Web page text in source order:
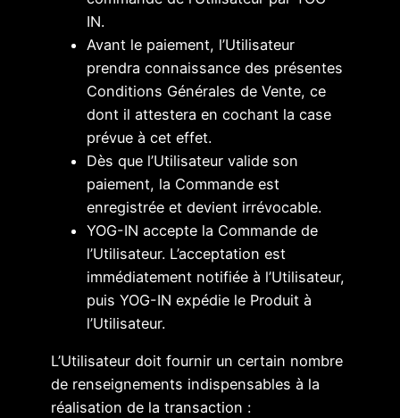
IN.
Avant le paiement, l’Utilisateur
prendra connaissance des présentes
Conditions Générales de Vente, ce
dont il attestera en cochant la case
prévue à cet effet.
Dès que l’Utilisateur valide son
paiement, la Commande est
enregistrée et devient irrévocable.
YOG-IN accepte la Commande de
l’Utilisateur. L’acceptation est
immédiatement notifiée à l’Utilisateur,
puis YOG-IN expédie le Produit à
l’Utilisateur.
L’Utilisateur doit fournir un certain nombre
de renseignements indispensables à la
réalisation de la transaction :